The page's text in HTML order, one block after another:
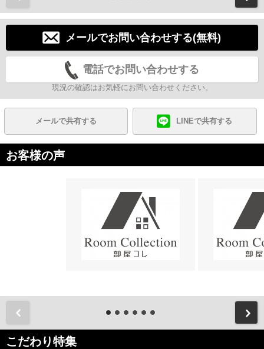
メールでお問い合わせする(無料)
電話でお問い合わせする
現況の確認はお気軽にお問い合わせください。
メールで共有する LINEで共有する
お客様の声
こだわり特集